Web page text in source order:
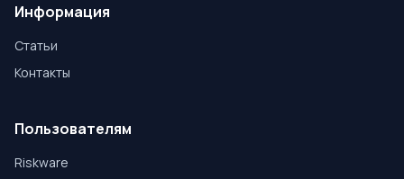
Информация
Статьи
Контакты
Пользователям
Riskware